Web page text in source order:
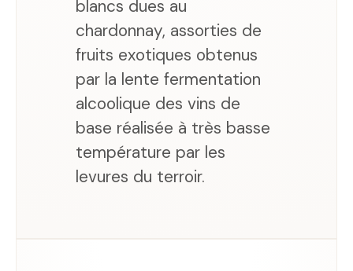
blancs dues au
chardonnay, assorties de
fruits exotiques obtenus
par la lente fermentation
alcoolique des vins de
base réalisée à très basse
température par les
levures du terroir.